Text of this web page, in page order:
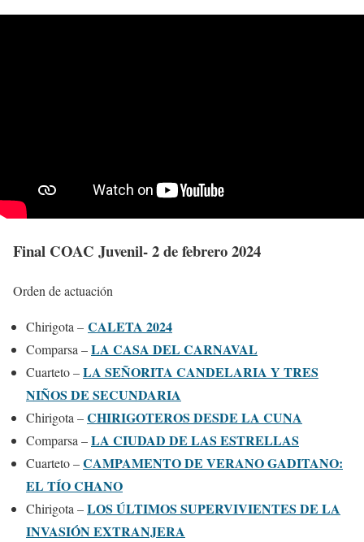
Final COAC Juvenil- 2 de febrero 2024
Orden de actuación
Chirigota – CALETA 2024
Comparsa –LA CASA DEL CARNAVAL
Cuarteto –LA SEÑORITA CANDELARIA Y TRES
NIÑOS DE SECUNDARIA
Chirigota –CHIRIGOTEROS DESDE LA CUNA
Comparsa –LA CIUDAD DE LAS ESTRELLAS
Cuarteto –CAMPAMENTO DE VERANO GADITANO:
EL TÍO CHANO
Chirigota –LOS ÚLTIMOS SUPERVIVIENTES DE LA
INVASIÓN EXTRANJERA